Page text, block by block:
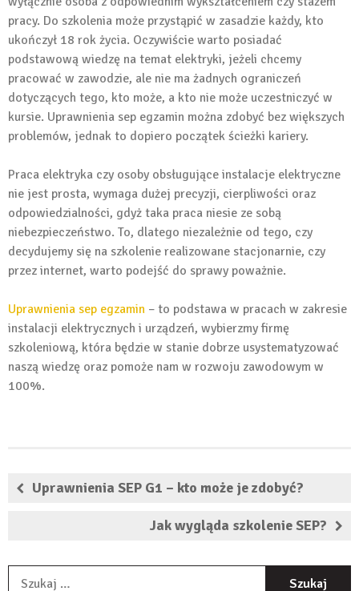
pracy. Do szkolenia może przystąpić w zasadzie każdy, kto
ukończył 18 rok życia. Oczywiście warto posiadać
podstawową wiedzę na temat elektryki, jeżeli chcemy
pracować w zawodzie, ale nie ma żadnych ograniczeń
dotyczących tego, kto może, a kto nie może uczestniczyć w
kursie. Uprawnienia sep egzamin można zdobyć bez większych
problemów, jednak to dopiero początek ścieżki kariery.
Praca elektryka czy osoby obsługujące instalacje elektryczne
nie jest prosta, wymaga dużej precyzji, cierpliwości oraz
odpowiedzialności, gdyż taka praca niesie ze sobą
niebezpieczeństwo. To, dlatego niezależnie od tego, czy
decydujemy się na szkolenie realizowane stacjonarnie, czy
przez internet, warto podejść do sprawy poważnie.
Uprawnienia sep egzamin – to podstawa w pracach w zakresie
instalacji elektrycznych i urządzeń, wybierzmy firmę
szkoleniową, która będzie w stanie dobrze usystematyzować
naszą wiedzę oraz pomoże nam w rozwoju zawodowym w
100%.
Uprawnienia SEP G1 – kto może je zdobyć?
Jak wygląda szkolenie SEP?